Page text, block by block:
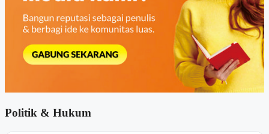
Politik & Hukum